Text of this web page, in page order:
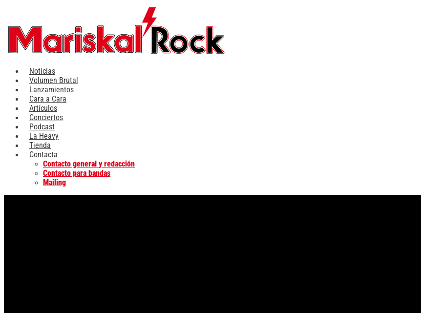
contenido
Noticias
Volumen Brutal
Lanzamientos
Cara a Cara
Artículos
Conciertos
Podcast
La Heavy
Tienda
Contacta
Contacto general y redacción
Contacto para bandas
Mailing